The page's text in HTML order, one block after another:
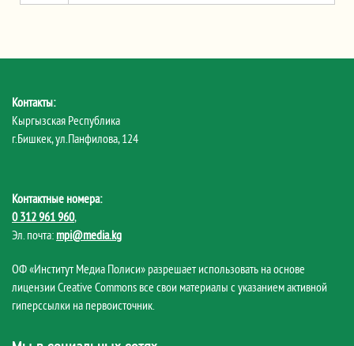
Контакты:
Кыргызская Республика
г.Бишкек, ул.Панфилова, 124
Контактные номера:
0 312 961 960,
Эл. почта: mpi@media.kg
ОФ «Институт Медиа Полиси» разрешает использовать на основе
лицензии Creative Commons все свои материалы с указанием активной
гиперссылки на первоисточник.